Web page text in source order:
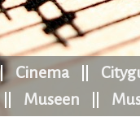
Cinema
Museen